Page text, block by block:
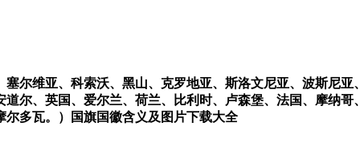
尔维亚、科索沃、黑山、克罗地亚、斯洛文尼亚、波斯尼
尔、英国、爱尔兰、荷兰、比利时、卢森堡、法国、摩纳
多瓦。）国旗国徽含义及图片下载大全